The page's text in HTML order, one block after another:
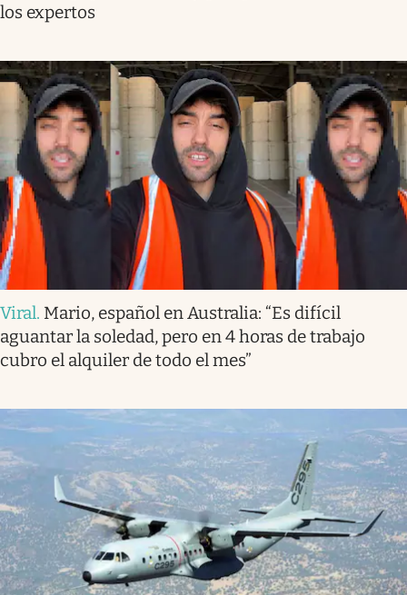
los expertos
Viral. Mario, español en Australia: “Es difícil
aguantar la soledad, pero en 4 horas de trabajo
cubro el alquiler de todo el mes”